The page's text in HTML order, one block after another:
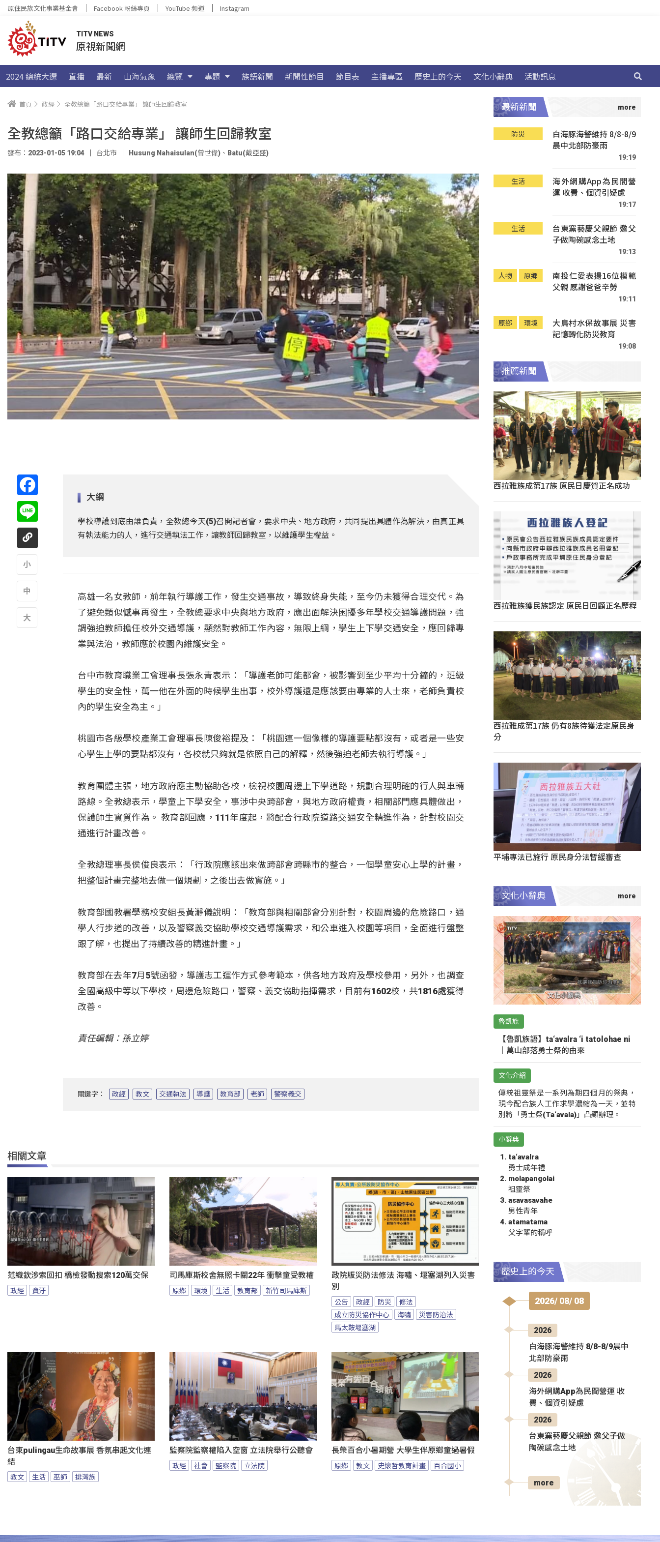
原住民族文化事業基金會 Facebook 粉絲專頁 YouTube 頻道 Instagram
TITV NEWS
原視新聞網
2024 總統大選 直播 最新 山海氣象 總覽 專題 族語新聞 新聞性節目 節目表 主播專區 歷史上的今天 文化小辭典 活動訊息
首頁 政經 全教總籲「路口交給專業」 讓師生回歸教室
全教總籲「路口交給專業」 讓師生回歸教室
發布：2023-01-05 19:04 台北市 Husung Nahaisulan(曾世偉) 、 Batu(戴亞盛)
大綱
學校導護到底由誰負責，全教總今天(5)召開記者會，要求中央、地方政府，共同提出具體作為解決，由真正具
有執法能力的人，進行交通執法工作，讓教師回歸教室，以維護學生權益。
高雄一名女教師，前年執行導護工作，發生交通事故，導致終身失能，至今仍未獲得合理交代。為
了避免類似憾事再發生，全教總要求中央與地方政府，應出面解決困擾多年學校交通導護問題，強
調強迫教師擔任校外交通導護，顯然對教師工作內容，無限上綱，學生上下學交通安全，應回歸專
業與法治，教師應於校園內維護安全。
台中市教育職業工會理事長張永青表示：「導護老師可能都會，被影響到至少平均十分鐘的，班級
學生的安全性，萬一他在外面的時候學生出事，校外導護還是應該要由專業的人士來，老師負責校
內的學生安全為主。」
桃園市各級學校產業工會理事長陳俊裕提及：「桃園連一個像樣的導護要點都沒有，或者是一些安
心學生上學的要點都沒有，各校就只夠就是依照自己的解釋，然後強迫老師去執行導護。」
教育團體主張，地方政府應主動協助各校，檢視校園周邊上下學道路，規劃合理明確的行人與車輛
路線。全教總表示，學童上下學安全，事涉中央跨部會，與地方政府權責，相關部門應具體做出，
保護師生實質作為。 教育部回應，111年度起，將配合行政院道路交通安全精進作為，針對校園交
通進行計畫改善。
全教總理事長侯俊良表示：「行政院應該出來做跨部會跨縣市的整合，一個學童安心上學的計畫，
把整個計畫完整地去做一個規劃，之後出去做實施。」
教育部國教署學務校安組長黃瀞儀說明：「教育部與相關部會分別針對，校園周邊的危險路口，通
學人行步道的改善，以及警察義交協助學校交通導護需求，和公車進入校園等項目，全面進行盤整
跟了解，也提出了持續改善的精進計畫。」
教育部在去年7月5號函發，導護志工運作方式參考範本，供各地方政府及學校參用，另外，也調查
全國高級中等以下學校，周邊危險路口，警察、義交協助指揮需求，目前有1602校，共1816處獲得
改善。
責任編輯：孫立婷
關鍵字： 政經 教文 交通執法 導護 教育部 老師 警察義交
相關文章
范織欽涉索回扣 橋檢發動搜索120萬交保
政經 貪汙
司馬庫斯校舍無照卡關22年 衝擊童受教權
原鄉 環境 生活 教育部 新竹司馬庫斯
政院版災防法修法 海嘯、堰塞湖列入災害
別
公告 政經 防災
修法
成立防災協作中心
海嘯
災害防治法
馬太鞍堰塞湖
台東pulingau生命故事展 香氛串起文化連
結
教文 生活 巫師 排灣族
監察院監察權陷入空窗 立法院舉行公聽會
政經 社會 監察院 立法院
長榮百合小暑期營 大學生伴原鄉童過暑假
原鄉 教文 史懷哲教育計畫 百合國小
最新新聞
防災
白海豚海警維持 8/8-8/9
晨中北部防豪雨
19:19
生活
海外網購App為民間營
運 收費、個資引疑慮
19:17
生活
台東窯藝慶父親節 邀父
子做陶碗感念土地
19:13
人物 原鄉
南投仁愛表揚16位模範
父親 感謝爸爸辛勞
19:11
原鄉 環境
大鳥村水保故事展 災害
記憶轉化防災教育
19:08
推薦新聞
西拉雅族成第17族 原民日慶賀正名成功
西拉雅族獲民族認定 原民日回顧正名歷程
西拉雅成第17族 仍有8族待獲法定原民身
分
平埔專法已施行 原民身分法暫緩審查
文化小辭典
魯凱族
【魯凱族語】ta‘avalra ‘i tatolohae ni
｜萬山部落勇士祭的由來
文化介紹
傳統祖靈祭是一系列為期四個月的祭典，
現今配合族人工作求學濃縮為一天，並特
別將「勇士祭(Ta‘avala)」凸顯辦理。
小辭典
ta‘avalra
勇士成年禮
molapangolai
祖靈祭
asavasavahe
男性青年
atamatama
父字輩的稱呼
歷史上的今天
2026/ 08/ 08
2026
白海豚海警維持 8/8-8/9晨中
北部防豪雨
2026
海外網購App為民間營運 收
費、個資引疑慮
2026
台東窯藝慶父親節 邀父子做
陶碗感念土地
more